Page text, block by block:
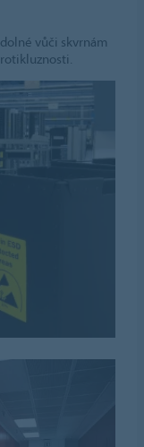
vůči skvrnám